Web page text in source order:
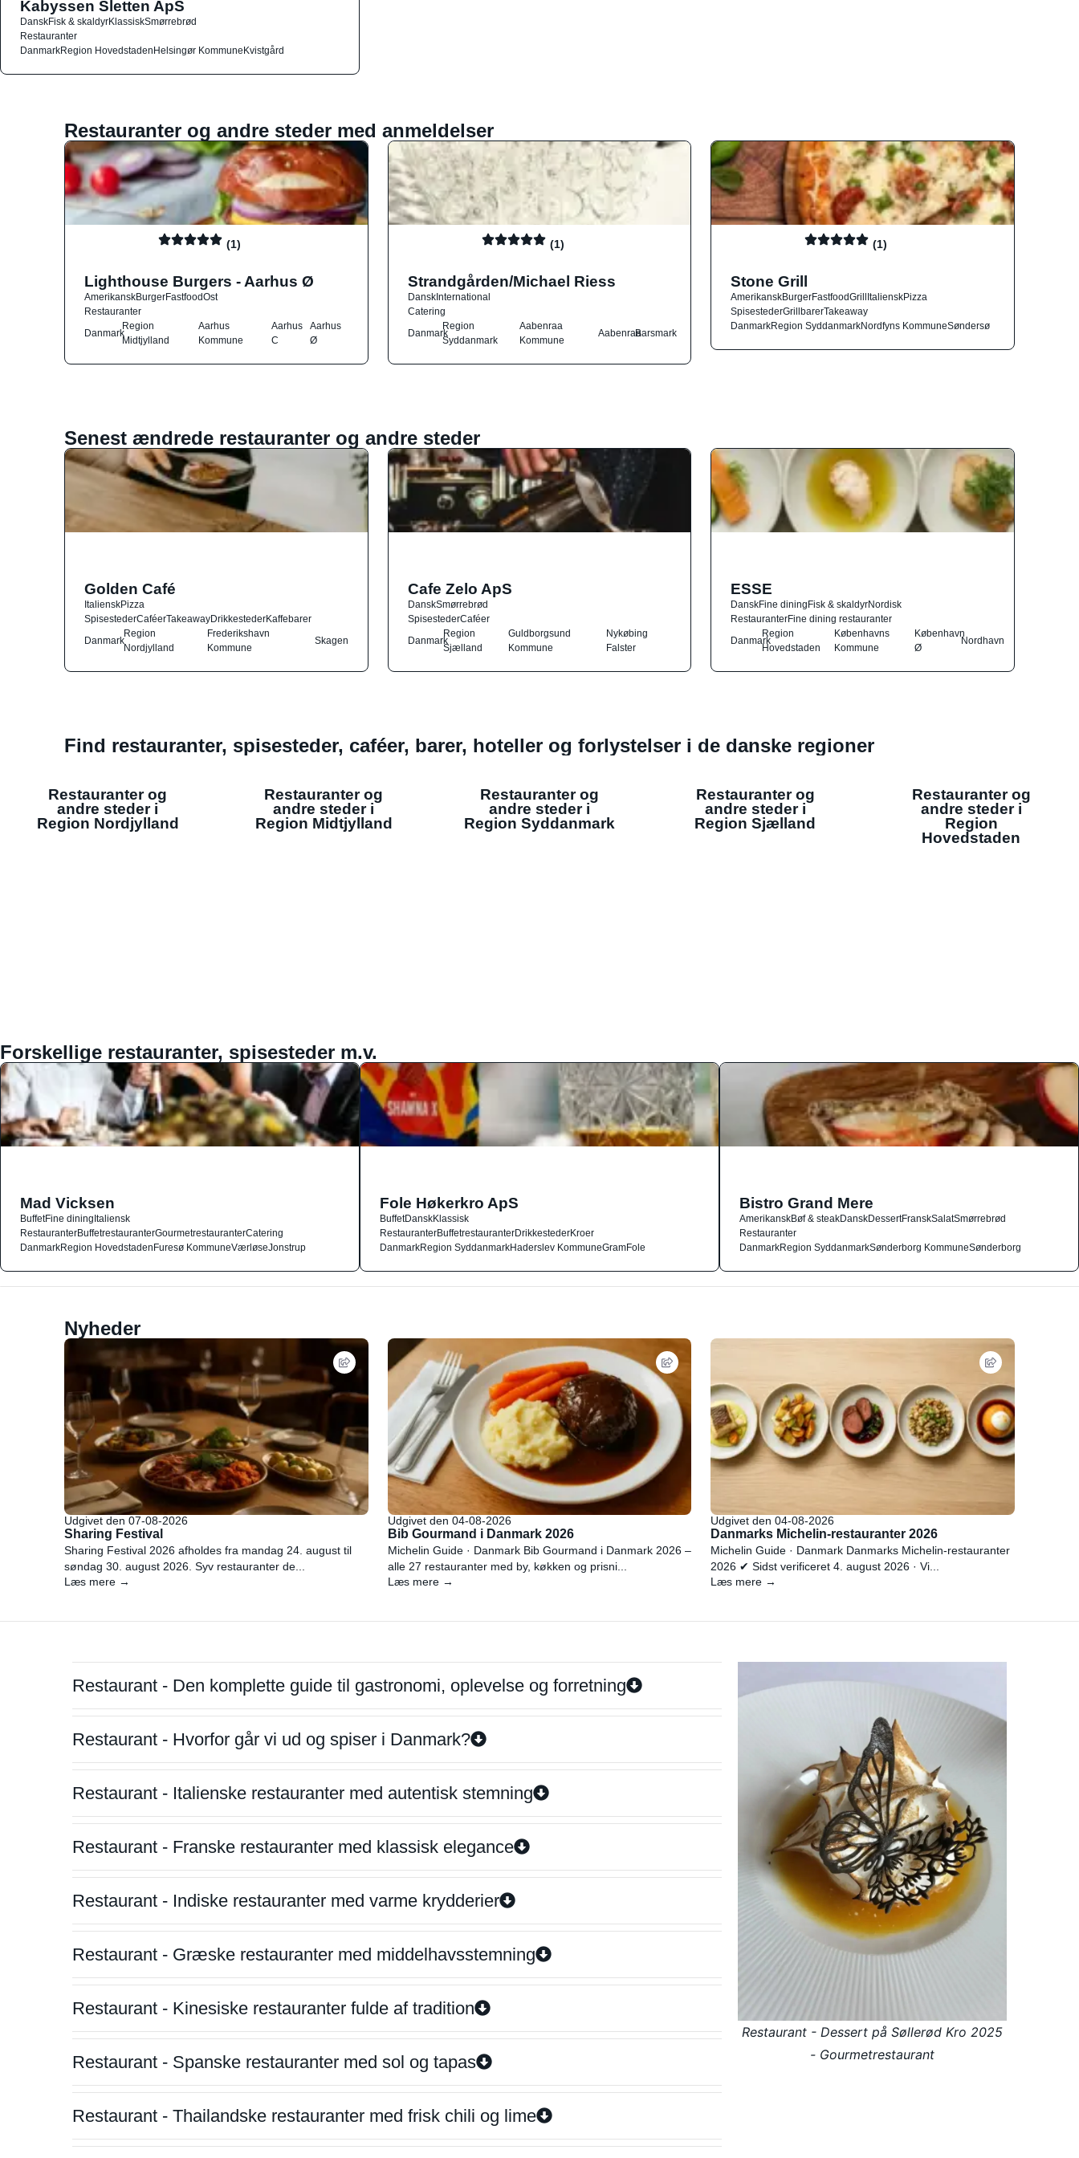
Kabyssen Sletten ApS
DanskFisk & skaldyrKlassiskSmørrebrød
Restauranter
DanmarkRegion HovedstadenHelsingør KommuneKvistgård
Restauranter og andre steder med anmeldelser
(1)
Lighthouse Burgers - Aarhus Ø
AmerikanskBurgerFastfoodOst
Restauranter
Danmark
Region
Midtjylland
Aarhus
Kommune
Aarhus
C
Aarhus
Ø
(1)
Strandgården/Michael Riess
DanskInternational
Catering
Danmark
Region
Syddanmark
Aabenraa
Kommune
AabenraaBarsmark
(1)
Stone Grill
AmerikanskBurgerFastfoodGrillItalienskPizza
SpisestederGrillbarerTakeaway
DanmarkRegion SyddanmarkNordfyns KommuneSøndersø
Senest ændrede restauranter og andre steder
Golden Café
ItalienskPizza
SpisestederCaféerTakeawayDrikkestederKaffebarer
Danmark
Region
Nordjylland
Frederikshavn
Kommune
Skagen
Cafe Zelo ApS
DanskSmørrebrød
SpisestederCaféer
Danmark
Region
Sjælland
Guldborgsund
Kommune
Nykøbing
Falster
ESSE
DanskFine diningFisk & skaldyrNordisk
RestauranterFine dining restauranter
Danmark
Region
Hovedstaden
Københavns
Kommune
København
Ø
Nordhavn
Find restauranter, spisesteder, caféer, barer, hoteller og forlystelser i de danske regioner
Restauranter og
andre steder i
Region Nordjylland
Restauranter og
andre steder i
Region Midtjylland
Restauranter og
andre steder i
Region Syddanmark
Restauranter og
andre steder i
Region Sjælland
Restauranter og
andre steder i
Region
Hovedstaden
Forskellige restauranter, spisesteder m.v.
Mad Vicksen
BuffetFine diningItaliensk
RestauranterBuffetrestauranterGourmetrestauranterCatering
DanmarkRegion HovedstadenFuresø KommuneVærløseJonstrup
Fole Høkerkro ApS
BuffetDanskKlassisk
RestauranterBuffetrestauranterDrikkestederKroer
DanmarkRegion SyddanmarkHaderslev KommuneGramFole
Bistro Grand Mere
AmerikanskBøf & steakDanskDessertFranskSalatSmørrebrød
Restauranter
DanmarkRegion SyddanmarkSønderborg KommuneSønderborg
Nyheder
Udgivet den 07-08-2026
Sharing Festival
Sharing Festival 2026 afholdes fra mandag 24. august til
søndag 30. august 2026. Syv restauranter de...
Læs mere →
Udgivet den 04-08-2026
Bib Gourmand i Danmark 2026
Michelin Guide · Danmark Bib Gourmand i Danmark 2026 –
alle 27 restauranter med by, køkken og prisni...
Læs mere →
Udgivet den 04-08-2026
Danmarks Michelin-restauranter 2026
Michelin Guide · Danmark Danmarks Michelin-restauranter
2026 ✔ Sidst verificeret 4. august 2026 · Vi...
Læs mere →
Restaurant - Den komplette guide til gastronomi, oplevelse og forretning
Restaurant - Hvorfor går vi ud og spiser i Danmark?
Restaurant - Italienske restauranter med autentisk stemning
Restaurant - Franske restauranter med klassisk elegance
Restaurant - Indiske restauranter med varme krydderier
Restaurant - Græske restauranter med middelhavsstemning
Restaurant - Kinesiske restauranter fulde af tradition
Restaurant - Spanske restauranter med sol og tapas
Restaurant - Thailandske restauranter med frisk chili og lime
Restaurant - Dessert på Søllerød Kro 2025
- Gourmetrestaurant